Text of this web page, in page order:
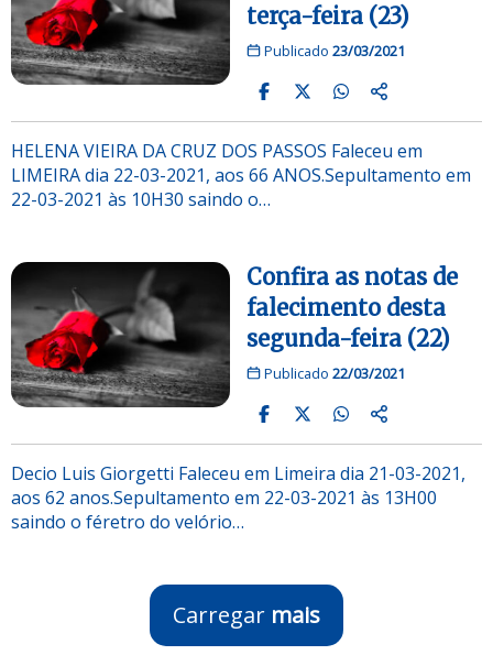
terça-feira (23)
Publicado 23/03/2021
HELENA VIEIRA DA CRUZ DOS PASSOS Faleceu em
LIMEIRA dia 22-03-2021, aos 66 ANOS.Sepultamento em
22-03-2021 às 10H30 saindo o…
Confira as notas de
falecimento desta
segunda-feira (22)
Publicado 22/03/2021
Decio Luis Giorgetti Faleceu em Limeira dia 21-03-2021,
aos 62 anos.Sepultamento em 22-03-2021 às 13H00
saindo o féretro do velório…
Carregar mais